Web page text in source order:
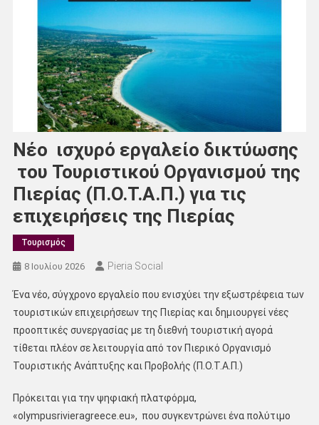
Νέο ισχυρό εργαλείο δικτύωσης
του Τουριστικού Οργανισμού της
Πιερίας (Π.Ο.Τ.Α.Π.) για τις
επιχειρήσεις της Πιερίας
Τουρισμός
8 Ιουλίου 2026 Pieria Social
Ένα νέο, σύγχρονο εργαλείο που ενισχύει την εξωστρέφεια των
τουριστικών επιχειρήσεων της Πιερίας και δημιουργεί νέες
προοπτικές συνεργασίας με τη διεθνή τουριστική αγορά
τίθεται πλέον σε λειτουργία από τον Πιερικό Οργανισμό
Τουριστικής Ανάπτυξης και Προβολής (Π.Ο.Τ.Α.Π.)
Πρόκειται για την ψηφιακή πλατφόρμα,
«olympusrivieragreece.eu», που συγκεντρώνει ένα πολύτιμο